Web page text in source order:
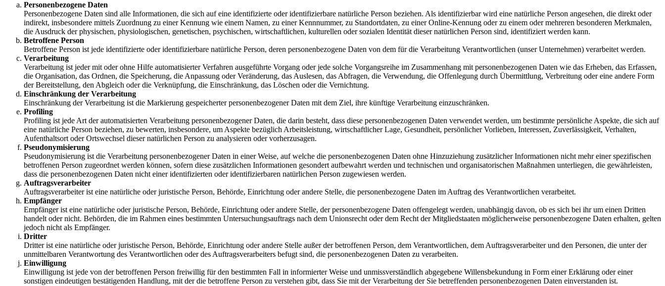
Personenbezogene Daten
Personenbezogene Daten sind alle Informationen, die sich auf eine identifizierte oder identifizierbare natürliche Person beziehen. Als identifizierbar wird eine natürliche Person angesehen, die direkt oder
indirekt, insbesondere mittels Zuordnung zu einer Kennung wie einem Namen, zu einer Kennnummer, zu Standortdaten, zu einer Online-Kennung oder zu einem oder mehreren besonderen Merkmalen,
die Ausdruck der physischen, physiologischen, genetischen, psychischen, wirtschaftlichen, kulturellen oder sozialen Identität dieser natürlichen Person sind, identifiziert werden kann.
Betroffene Person
Betroffene Person ist jede identifizierte oder identifizierbare natürliche Person, deren personenbezogene Daten von dem für die Verarbeitung Verantwortlichen (unser Unternehmen) verarbeitet werden.
Verarbeitung
Verarbeitung ist jeder mit oder ohne Hilfe automatisierter Verfahren ausgeführte Vorgang oder jede solche Vorgangsreihe im Zusammenhang mit personenbezogenen Daten wie das Erheben, das Erfassen,
die Organisation, das Ordnen, die Speicherung, die Anpassung oder Veränderung, das Auslesen, das Abfragen, die Verwendung, die Offenlegung durch Übermittlung, Verbreitung oder eine andere Form
der Bereitstellung, den Abgleich oder die Verknüpfung, die Einschränkung, das Löschen oder die Vernichtung.
Einschränkung der Verarbeitung
Einschränkung der Verarbeitung ist die Markierung gespeicherter personenbezogener Daten mit dem Ziel, ihre künftige Verarbeitung einzuschränken.
Profiling
Profiling ist jede Art der automatisierten Verarbeitung personenbezogener Daten, die darin besteht, dass diese personenbezogenen Daten verwendet werden, um bestimmte persönliche Aspekte, die sich auf
eine natürliche Person beziehen, zu bewerten, insbesondere, um Aspekte bezüglich Arbeitsleistung, wirtschaftlicher Lage, Gesundheit, persönlicher Vorlieben, Interessen, Zuverlässigkeit, Verhalten,
Aufenthaltsort oder Ortswechsel dieser natürlichen Person zu analysieren oder vorherzusagen.
Pseudonymisierung
Pseudonymisierung ist die Verarbeitung personenbezogener Daten in einer Weise, auf welche die personenbezogenen Daten ohne Hinzuziehung zusätzlicher Informationen nicht mehr einer spezifischen
betroffenen Person zugeordnet werden können, sofern diese zusätzlichen Informationen gesondert aufbewahrt werden und technischen und organisatorischen Maßnahmen unterliegen, die gewährleisten,
dass die personenbezogenen Daten nicht einer identifizierten oder identifizierbaren natürlichen Person zugewiesen werden.
Auftragsverarbeiter
Auftragsverarbeiter ist eine natürliche oder juristische Person, Behörde, Einrichtung oder andere Stelle, die personenbezogene Daten im Auftrag des Verantwortlichen verarbeitet.
Empfänger
Empfänger ist eine natürliche oder juristische Person, Behörde, Einrichtung oder andere Stelle, der personenbezogene Daten offengelegt werden, unabhängig davon, ob es sich bei ihr um einen Dritten
handelt oder nicht. Behörden, die im Rahmen eines bestimmten Untersuchungsauftrags nach dem Unionsrecht oder dem Recht der Mitgliedstaaten möglicherweise personenbezogene Daten erhalten, gelten
jedoch nicht als Empfänger.
Dritter
Dritter ist eine natürliche oder juristische Person, Behörde, Einrichtung oder andere Stelle außer der betroffenen Person, dem Verantwortlichen, dem Auftragsverarbeiter und den Personen, die unter der
unmittelbaren Verantwortung des Verantwortlichen oder des Auftragsverarbeiters befugt sind, die personenbezogenen Daten zu verarbeiten.
Einwilligung
Einwilligung ist jede von der betroffenen Person freiwillig für den bestimmten Fall in informierter Weise und unmissverständlich abgegebene Willensbekundung in Form einer Erklärung oder einer
sonstigen eindeutigen bestätigenden Handlung, mit der die betroffene Person zu verstehen gibt, dass Sie mit der Verarbeitung der Sie betreffenden personenbezogenen Daten einverstanden ist.